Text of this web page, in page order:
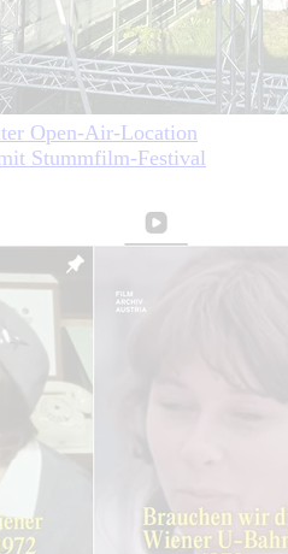
Open-Air-Location
Stummfilm-Festival